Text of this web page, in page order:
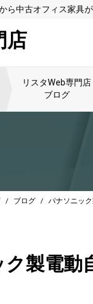
ら中古オフィス家具
店
リスタWeb専門店
ブログ
ブログ パナソニッ
製電動